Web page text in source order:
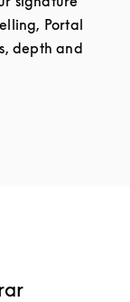
Portal
depth and